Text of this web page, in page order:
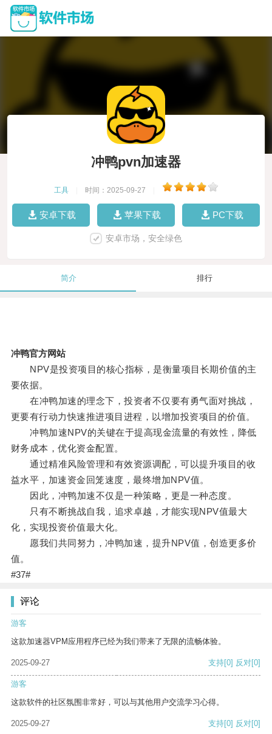
冲鸭pvn加速器
工具 时间：2025-09-27
安卓下载 苹果下载 PC下载
安卓市场，安全绿色
简介 排行
冲鸭官方网站
NPV是投资项目的核心指标，是衡量项目长期价值的主
要依据。
在冲鸭加速的理念下，投资者不仅要有勇气面对挑战，
更要有行动力快速推进项目进程，以增加投资项目的价值。
冲鸭加速NPV的关键在于提高现金流量的有效性，降低
财务成本，优化资金配置。
通过精准风险管理和有效资源调配，可以提升项目的收
益水平，加速资金回笼速度，最终增加NPV值。
因此，冲鸭加速不仅是一种策略，更是一种态度。
只有不断挑战自我，追求卓越，才能实现NPV值最大
化，实现投资价值最大化。
愿我们共同努力，冲鸭加速，提升NPV值，创造更多价
值。
#37#
评论
游客
这款加速器VPM应用程序已经为我们带来了无限的流畅体验。
2025-09-27 支持[0] 反对[0]
游客
这款软件的社区氛围非常好，可以与其他用户交流学习心得。
2025-09-27 支持[0] 反对[0]